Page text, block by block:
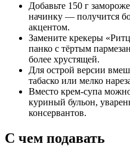
Добавьте 150 г
начинку — получится
акцентом.
Замените крекеры
панко с тёртым
более хрустящей.
Для острой версии
табаско или мелко
Вместо крем-супа
куриный бульон,
консервантов.
С чем подавать